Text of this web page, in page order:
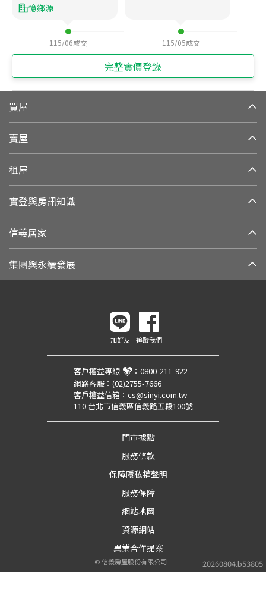
憶鄉源
115/06成交 115/05成交
完整實價登錄
買屋
賣屋
租屋
實登與房訊知識
信義居家
集團與永續發展
20260804.b53805
加好友 追蹤我們
客戶權益專線 ： 0800-211-922
網路客服： (02)2755-7666
客戶權益信箱： cs@sinyi.com.tw
110 台北市信義區信義路五段100號
門市據點
服務條款
保障隱私權聲明
服務保障
網站地圖
資源網站
異業合作提案
©信義房屋股份有限公司